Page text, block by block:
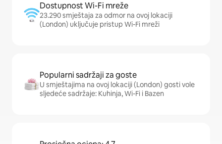
Dostupnost Wi-Fi mreže
23.290 smještaja za odmor na ovoj lokaciji
(London) uključuje pristup Wi-Fi mreži
Popularni sadržaji za goste
U smještajima na ovoj lokaciji (London) gosti vole
sljedeće sadržaje: Kuhinja, Wi-Fi i Bazen